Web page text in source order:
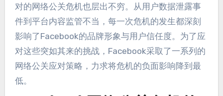
对的网络公关危机也层出不穷。从用户数据泄露事
件到平台内容监管不当，每一次危机的发生都深刻
影响了Facebook的品牌形象与用户信任度。为了应
对这些突如其来的挑战，Facebook采取了一系列的
网络公关应对策略，力求将危机的负面影响降到最
低。